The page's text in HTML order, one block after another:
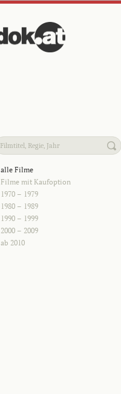
alle Filme
Filme mit Kaufoption
1970 – 1979
1980 – 1989
1990 – 1999
2000 – 2009
ab 2010